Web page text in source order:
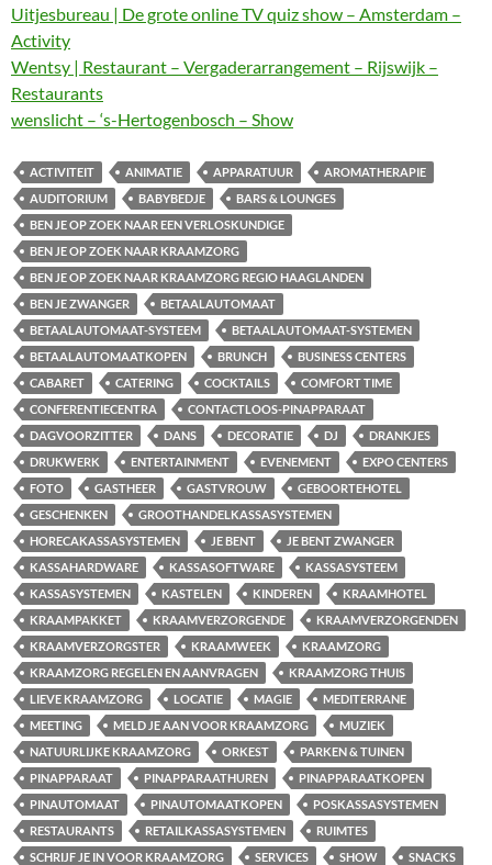
Uitjesbureau | De grote online TV quiz show – Amsterdam –
Activity
Wentsy | Restaurant – Vergaderarrangement – Rijswijk –
Restaurants
wenslicht – ‘s-Hertogenbosch – Show
ACTIVITEIT ANIMATIE APPARATUUR
AROMATHERAPIE
AUDITORIUM
BABYBEDJE
BARS & LOUNGES
BEN JE OP ZOEK NAAR EEN VERLOSKUNDIGE
BEN JE OP ZOEK NAAR KRAAMZORG
BEN JE OP ZOEK NAAR KRAAMZORG REGIO HAAGLANDEN
BEN JE ZWANGER
BETAALAUTOMAAT
BETAALAUTOMAAT-SYSTEEM
BETAALAUTOMAAT-SYSTEMEN
BETAALAUTOMAATKOPEN
BRUNCH
BUSINESS CENTERS
CABARET
CATERING COCKTAILS
COMFORT TIME
CONFERENTIECENTRA
CONTACTLOOS-PINAPPARAAT
DAGVOORZITTER
DANS DECORATIE DJ
DRANKJES
DRUKWERK
ENTERTAINMENT EVENEMENT
EXPO CENTERS
FOTO
GASTHEER GASTVROUW
GEBOORTEHOTEL
GESCHENKEN
GROOTHANDELKASSASYSTEMEN
HORECAKASSASYSTEMEN
JE BENT
JE BENT ZWANGER
KASSAHARDWARE
KASSASOFTWARE
KASSASYSTEEM
KASSASYSTEMEN
KASTELEN KINDEREN
KRAAMHOTEL
KRAAMPAKKET
KRAAMVERZORGENDE
KRAAMVERZORGENDEN
KRAAMVERZORGSTER
KRAAMWEEK
KRAAMZORG
KRAAMZORG REGELEN EN AANVRAGEN
KRAAMZORG THUIS
LIEVE KRAAMZORG
LOCATIE MAGIE
MEDITERRANE
MEETING
MELD JE AAN VOOR KRAAMZORG
MUZIEK
NATUURLIJKE KRAAMZORG
ORKEST
PARKEN & TUINEN
PINAPPARAAT
PINAPPARAATHUREN
PINAPPARAATKOPEN
PINAUTOMAAT
PINAUTOMAATKOPEN
POSKASSASYSTEMEN
RESTAURANTS
RETAILKASSASYSTEMEN
RUIMTES
SCHRIJF JE IN VOOR KRAAMZORG
SERVICES SHOW
SNACKS